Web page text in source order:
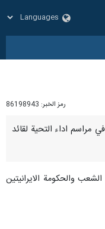
رمز الخبر: 86198943
مراسم اداء التحية لقائد
والحكومة الايرانيتين